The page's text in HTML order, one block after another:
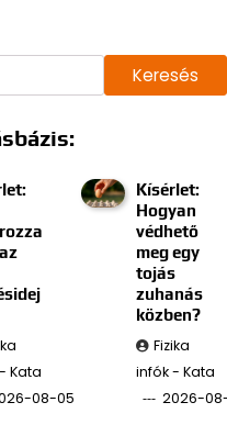
Keresés
Kata
08-05
Kísérlet:
Hogyan
védhető
meg egy
tojás
zuhanás
közben?
Fizika
infók - Kata
2026-